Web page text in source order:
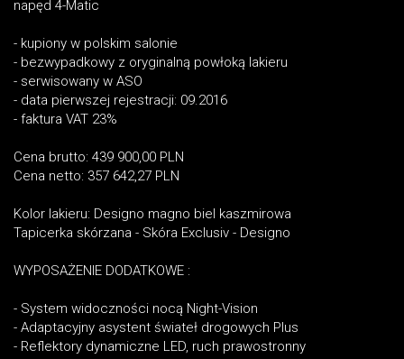
napęd 4-Matic
- kupiony w polskim salonie
- bezwypadkowy z oryginalną powłoką lakieru
- serwisowany w ASO
- data pierwszej rejestracji: 09.2016
- faktura VAT 23%
Cena brutto: 439 900,00 PLN
Cena netto: 357 642,27 PLN
Kolor lakieru: Designo magno biel kaszmirowa
Tapicerka skórzana - Skóra Exclusiv - Designo
WYPOSAŻENIE DODATKOWE :
- System widoczności nocą Night-Vision
- Adaptacyjny asystent świateł drogowych Plus
- Reflektory dynamiczne LED, ruch prawostronny